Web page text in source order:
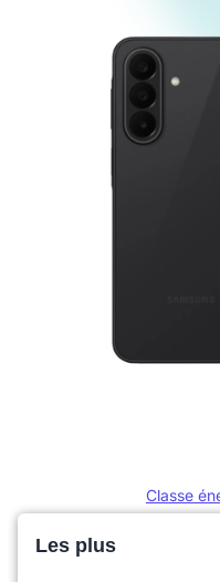
Classe
Les plus